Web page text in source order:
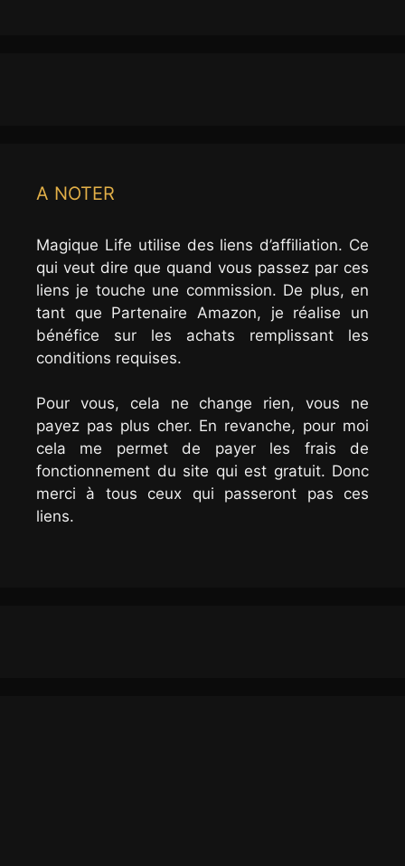
A NOTER
Magique Life utilise des liens d’affiliation. Ce
qui veut dire que quand vous passez par ces
liens je touche une commission. De plus, en
tant que Partenaire Amazon, je réalise un
bénéfice sur les achats remplissant les
conditions requises.
Pour vous, cela ne change rien, vous ne
payez pas plus cher. En revanche, pour moi
cela me permet de payer les frais de
fonctionnement du site qui est gratuit. Donc
merci à tous ceux qui passeront pas ces
liens.